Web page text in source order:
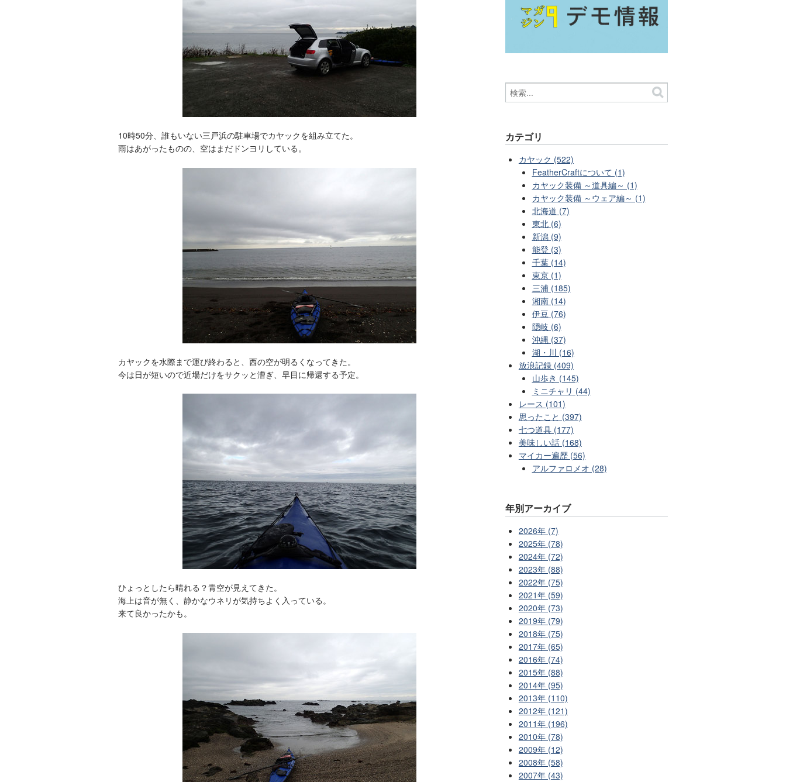
10時50分、誰もいない三戸浜の駐車場でカヤックを組み立てた。
雨はあがったものの、空はまだドンヨリしている。
カヤックを水際まで運び終わると、西の空が明るくなってきた。
今は日が短いので近場だけをサクッと漕ぎ、早目に帰還する予定。
ひょっとしたら晴れる？青空が見えてきた。
海上は音が無く、静かなウネリが気持ちよく入っている。
来て良かったかも。
カテゴリ
カヤック (522)
FeatherCraftについて (1)
カヤック装備 ～道具編～ (1)
カヤック装備 ～ウェア編～ (1)
北海道 (7)
東北 (6)
新潟 (9)
能登 (3)
千葉 (14)
東京 (1)
三浦 (185)
湘南 (14)
伊豆 (76)
隠岐 (6)
沖縄 (37)
湖・川 (16)
放浪記録 (409)
山歩き (145)
ミニチャリ (44)
レース (101)
思ったこと (397)
七つ道具 (177)
美味しい話 (168)
マイカー遍歴 (56)
アルファロメオ (28)
年別アーカイブ
2026年 (7)
2025年 (78)
2024年 (72)
2023年 (88)
2022年 (75)
2021年 (59)
2020年 (73)
2019年 (79)
2018年 (75)
2017年 (65)
2016年 (74)
2015年 (88)
2014年 (95)
2013年 (110)
2012年 (121)
2011年 (196)
2010年 (78)
2009年 (12)
2008年 (58)
2007年 (43)